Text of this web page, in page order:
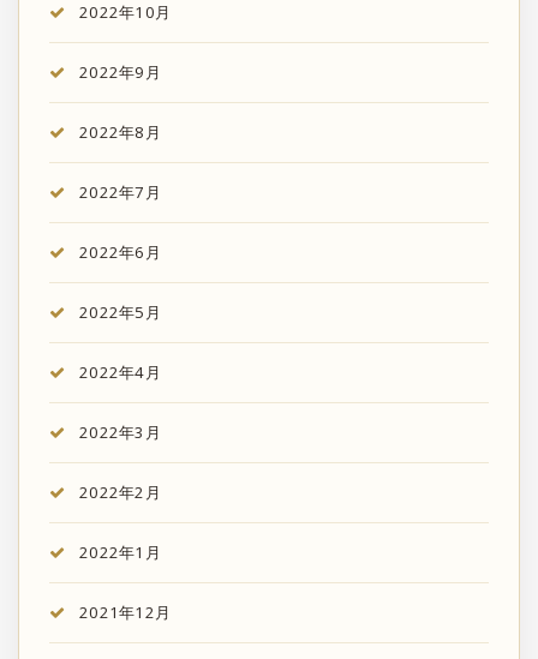
2022年10月
2022年9月
2022年8月
2022年7月
2022年6月
2022年5月
2022年4月
2022年3月
2022年2月
2022年1月
2021年12月